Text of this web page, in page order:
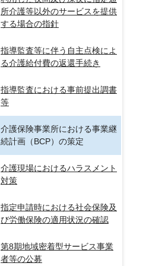
所介護等以外のサービスを提供
する場合の指針
指導監査等に伴う自主点検によ
る介護給付費の返還手続き
指導監査における事前提出調書
等
介護保険事業所における事業継
続計画（BCP）の策定
介護現場におけるハラスメント
対策
指定申請時における社会保険及
び労働保険の適用状況の確認
第8期地域密着型サービス事業
者等の公募